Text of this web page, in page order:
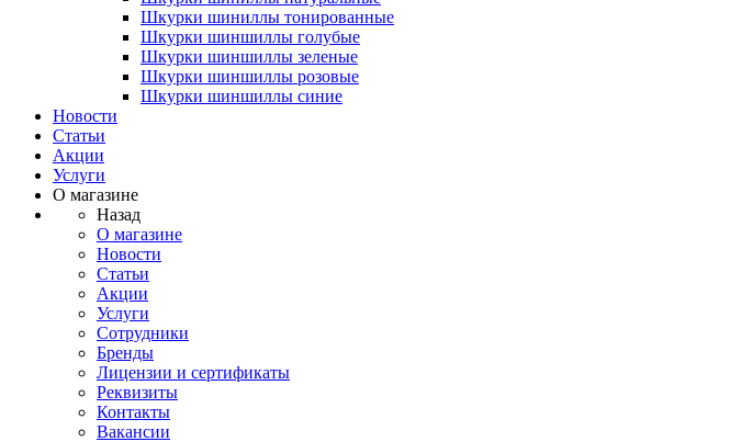
Шкурки шиниллы тонированные
Шкурки шиншиллы голубые
Шкурки шиншиллы зеленые
Шкурки шиншиллы розовые
Шкурки шиншиллы синие
Новости
Статьи
Акции
Услуги
О магазине
Назад
О магазине
Новости
Статьи
Акции
Услуги
Сотрудники
Бренды
Лицензии и сертификаты
Реквизиты
Контакты
Вакансии